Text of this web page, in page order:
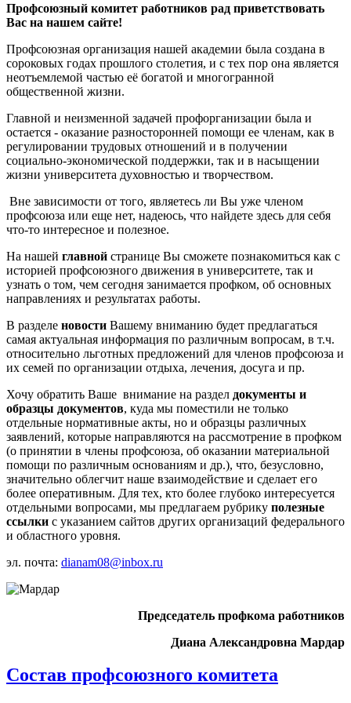
Профсоюзный комитет работников рад приветствовать
Вас на нашем сайте!
Профсоюзная организация нашей академии была создана в
сороковых годах прошлого столетия, и с тех пор она является
неотъемлемой частью её богатой и многогранной
общественной жизни.
Главной и неизменной задачей профорганизации была и
остается ‑ оказание разносторонней помощи ее членам, как в
регулировании трудовых отношений и в получении
социально-экономической поддержки, так и в насыщении
жизни университета духовностью и творчеством.
Вне зависимости от того, являетесь ли Вы уже членом
профсоюза или еще нет, надеюсь, что найдете здесь для себя
что-то интересное и полезное.
На нашей главной странице Вы сможете познакомиться как с
историей профсоюзного движения в университете, так и
узнать о том, чем сегодня занимается профком, об основных
направлениях и результатах работы.
В разделе новости Вашему вниманию будет предлагаться
самая актуальная информация по различным вопросам, в т.ч.
относительно льготных предложений для членов профсоюза и
их семей по организации отдыха, лечения, досуга и пр.
Хочу обратить Ваше внимание на раздел документы и
образцы документов, куда мы поместили не только
отдельные нормативные акты, но и образцы различных
заявлений, которые направляются на рассмотрение в профком
(о принятии в члены профсоюза, об оказании материальной
помощи по различным основаниям и др.), что, безусловно,
значительно облегчит наше взаимодействие и сделает его
более оперативным. Для тех, кто более глубоко интересуется
отдельными вопросами, мы предлагаем рубрику полезные
ссылки с указанием сайтов других организаций федерального
и областного уровня.
эл. почта: dianam08@inbox.ru
Председатель профкома работников
Диана Александровна Мардар
Состав профсоюзного комитета